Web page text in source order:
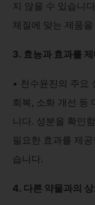
지 않을 수 있습니
체질에 맞는 제품
3. 효능과 효과를 제
• 천수윤진의 주요
회복, 소화 개선 등
니다. 성분을 확인
필요한 효과를 제
습니다.
4. 다른 약물과의